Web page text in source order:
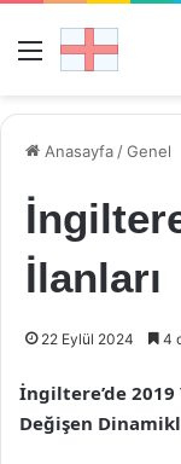
Menü
Anasayfa /Genel
İlanları
22 Eylül 2024 4
İngiltere’de 2019
Değişen